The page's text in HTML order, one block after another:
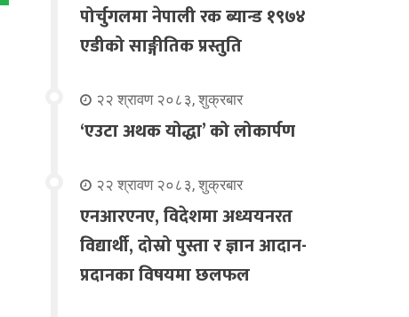
पोर्चुगलमा नेपाली रक ब्यान्ड १९७४
एडीको साङ्गीतिक प्रस्तुति
२२ श्रावण २०८३, शुक्रबार
‘एउटा अथक योद्धा’ को लोकार्पण
२२ श्रावण २०८३, शुक्रबार
एनआरएनए, विदेशमा अध्ययनरत
विद्यार्थी, दोस्रो पुस्ता र ज्ञान आदान-
प्रदानका विषयमा छलफल